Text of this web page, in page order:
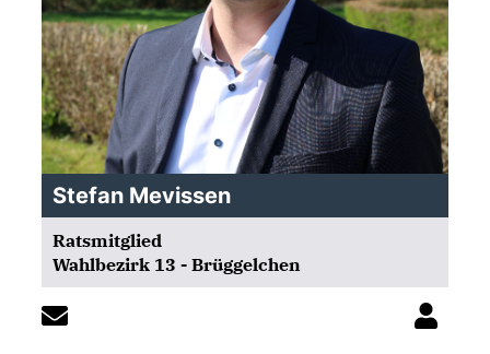
Stefan Mevissen
Ratsmitglied
Wahlbezirk 13 - Brüggelchen